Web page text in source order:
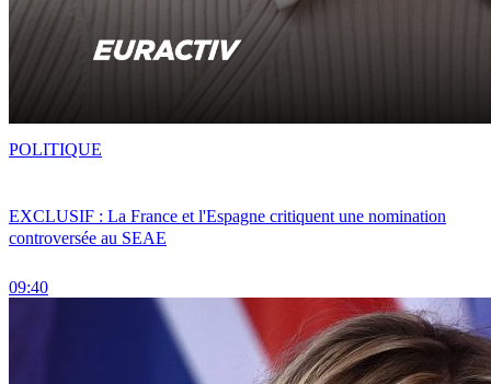
EXCLUSIF : La France et l'Espagne critiquent une nomination
controversée au SEAE
09:40
POLITIQUE